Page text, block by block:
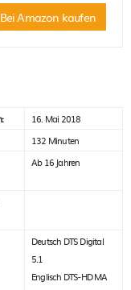
Bei Amazon kaufen
16. Mai 2018
132 Minuten
Ab 16 Jahren
Deutsch DTS Digital
5.1
Englisch DTS-HD MA